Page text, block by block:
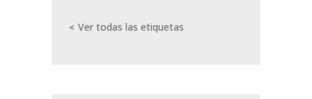
Ver todas las etiquetas